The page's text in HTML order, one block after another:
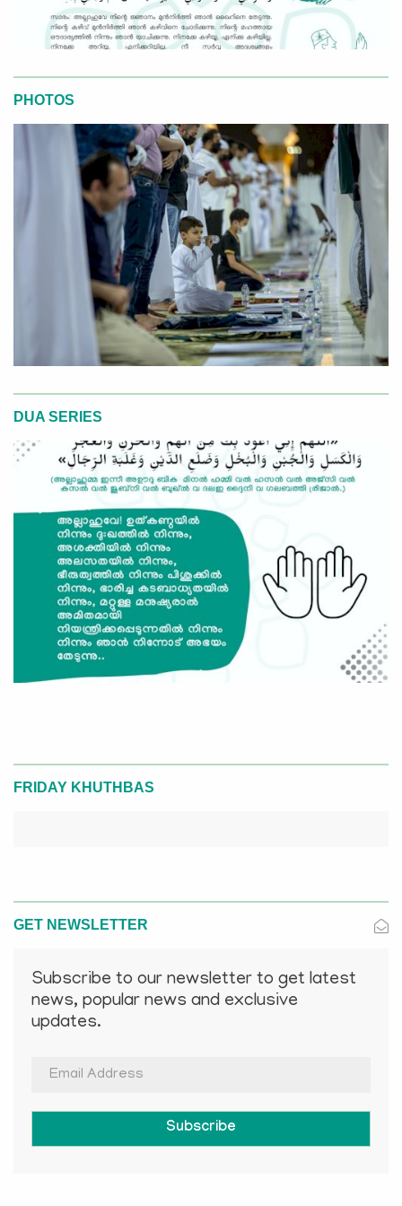
PHOTOS
DUA SERIES
FRIDAY KHUTHBAS
GET NEWSLETTER
Subscribe to our newsletter to get latest
news, popular news and exclusive
updates.
Subscribe